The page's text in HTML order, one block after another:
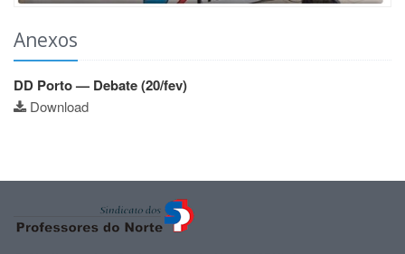
Anexos
DD Porto — Debate (20/fev)
Download